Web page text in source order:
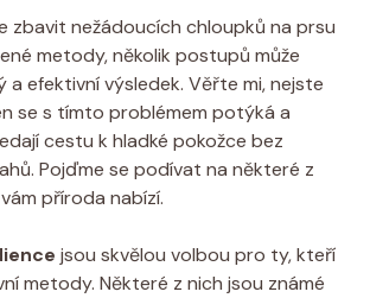
zbavit nežádoucích chloupků na prsu
metody, několik postupů může
efektivní výsledek. Věřte mi, nejste
se s tímto problémem potýká a
cestu k hladké pokožce bez
Pojďme se podívat na některé z
příroda nabízí.
jsou skvělou volbou pro ty, kteří
metody. Některé z nich jsou známé